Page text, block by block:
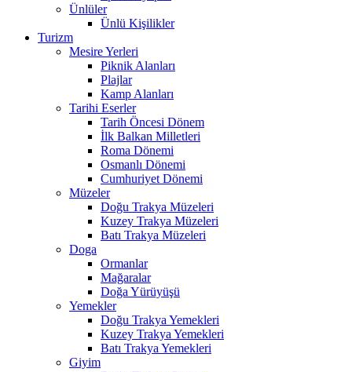
Ünlüler
Ünlü Kişilikler
Turizm
Mesire Yerleri
Piknik Alanları
Plajlar
Kamp Alanları
Tarihi Eserler
Tarih Öncesi Dönem
İlk Balkan Milletleri
Roma Dönemi
Osmanlı Dönemi
Cumhuriyet Dönemi
Müzeler
Doğu Trakya Müzeleri
Kuzey Trakya Müzeleri
Batı Trakya Müzeleri
Doga
Ormanlar
Mağaralar
Doğa Yürüyüşü
Yemekler
Doğu Trakya Yemekleri
Kuzey Trakya Yemekleri
Batı Trakya Yemekleri
Giyim